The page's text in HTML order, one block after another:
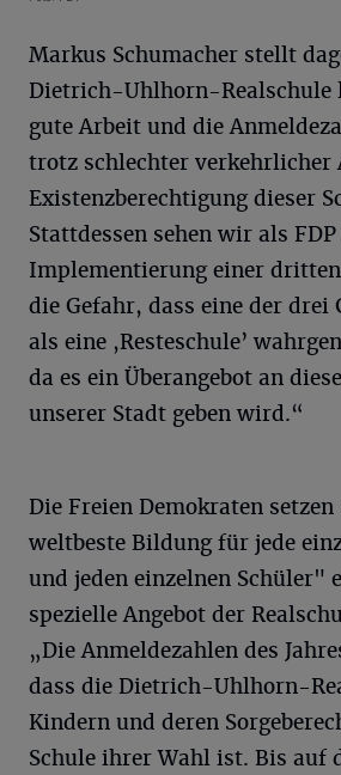
Markus Schumacher stellt
Dietrich-Uhlhorn-
gute Arbeit und die
trotz schlechter verkehrlicher
Existenzberechtigung dieser
Stattdessen sehen wir als FDP
Implementierung einer
die Gefahr, dass eine der drei
als eine ,Resteschule’
da es ein Überangebot an
unserer Stadt geben wird.“
Die Freien Demokraten
weltbeste Bildung für jede
und jeden einzelnen Schüler"
spezielle Angebot der
„Die Anmeldezahlen des
dass die Dietrich-Uhlhorn-
Kindern und deren
Schule ihrer Wahl ist. Bis auf